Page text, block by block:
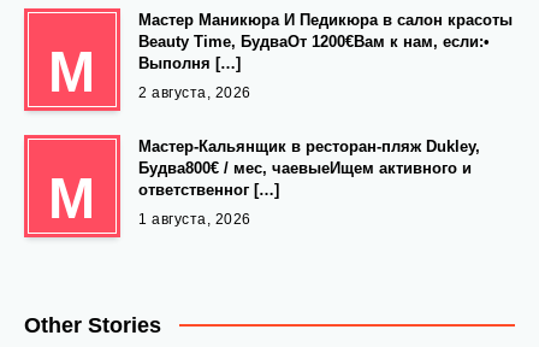
М
Мастер Маникюра И Педикюра в салон красоты
Beauty Time, БудваОт 1200€Вам к нам, если:•
Выполня […]
2 августа, 2026
М
Мастер-Кальянщик в ресторан-пляж Dukley,
Будва800€ / мес, чаевыеИщем активного и
ответственног […]
1 августа, 2026
Other Stories